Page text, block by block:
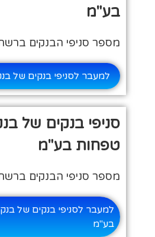
בע"מ
מספר סניפי הבנקים ברשת:
למעבר לסניפי בנקים של
סניפי בנקים של
טפחות בע"מ
מספר סניפי הבנקים ברשת:
למעבר לסניפי בנקים של
בע"מ